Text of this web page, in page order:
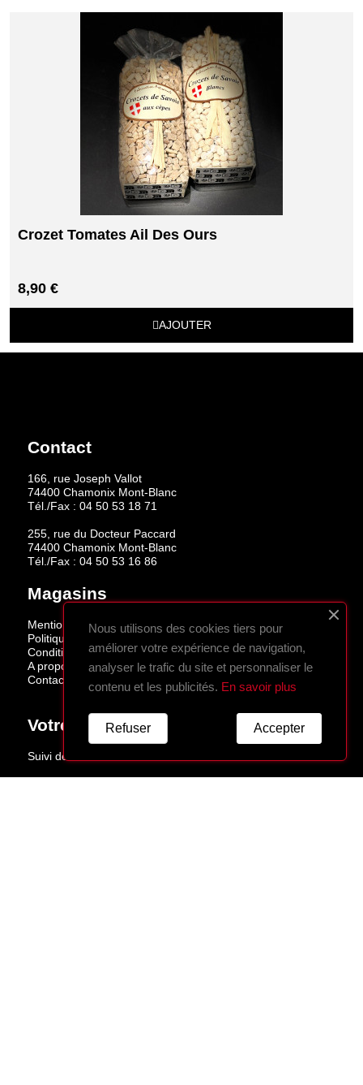
Crozet Tomates Ail Des Ours
8,90 €
AJOUTER
Contact
166, rue Joseph Vallot
74400 Chamonix Mont-Blanc
Tél./Fax : 04 50 53 18 71
255, rue du Docteur Paccard
74400 Chamonix Mont-Blanc
Tél./Fax : 04 50 53 16 86
Magasins
Mentions légales
Politique de confidentialité
Conditions de vente
A propos
Contactez-nous
Votre Compte
Suivi de commande
Nous utilisons des cookies tiers pour
améliorer votre expérience de navigation,
analyser le trafic du site et personnaliser le
contenu et les publicités. En savoir plus
Accepter
Refuser